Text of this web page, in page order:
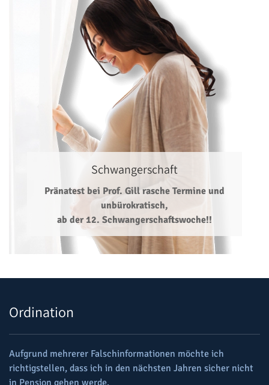
Schwangerschaft
Pränatest bei Prof. Gill rasche Termine und
unbürokratisch,
ab der 12. Schwangerschaftswoche!!
Ordination
Aufgrund mehrerer Falschinformationen möchte ich
richtigstellen, dass ich in den nächsten Jahren sicher nicht
in Pension gehen werde.